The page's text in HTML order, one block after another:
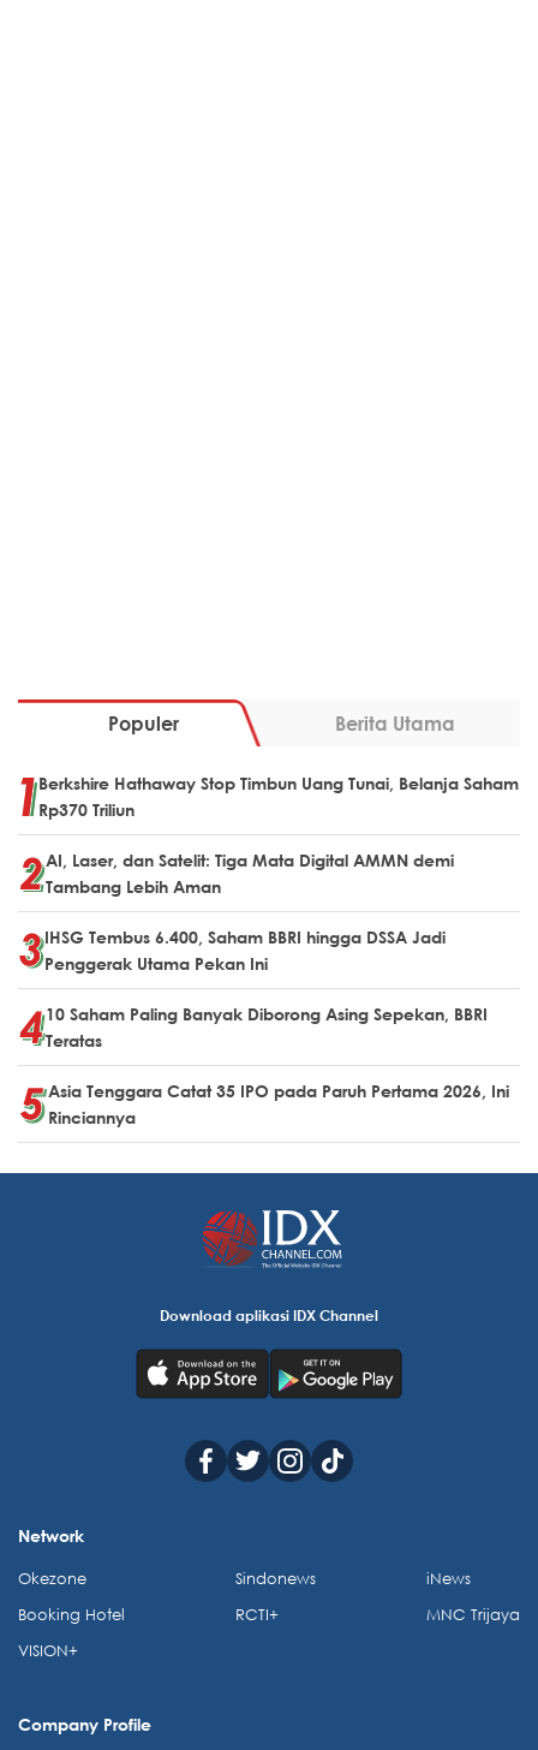
Populer Berita Utama
Berkshire Hathaway Stop Timbun Uang Tunai, Belanja Saham
Rp370 Triliun
AI, Laser, dan Satelit: Tiga Mata Digital AMMN demi
Tambang Lebih Aman
IHSG Tembus 6.400, Saham BBRI hingga DSSA Jadi
Penggerak Utama Pekan Ini
10 Saham Paling Banyak Diborong Asing Sepekan, BBRI
Teratas
Asia Tenggara Catat 35 IPO pada Paruh Pertama 2026, Ini
Rinciannya
Download aplikasi IDX Channel
Network
Okezone
Booking Hotel
VISION+
Sindonews
RCTI+
iNews
MNC Trijaya
Company Profile